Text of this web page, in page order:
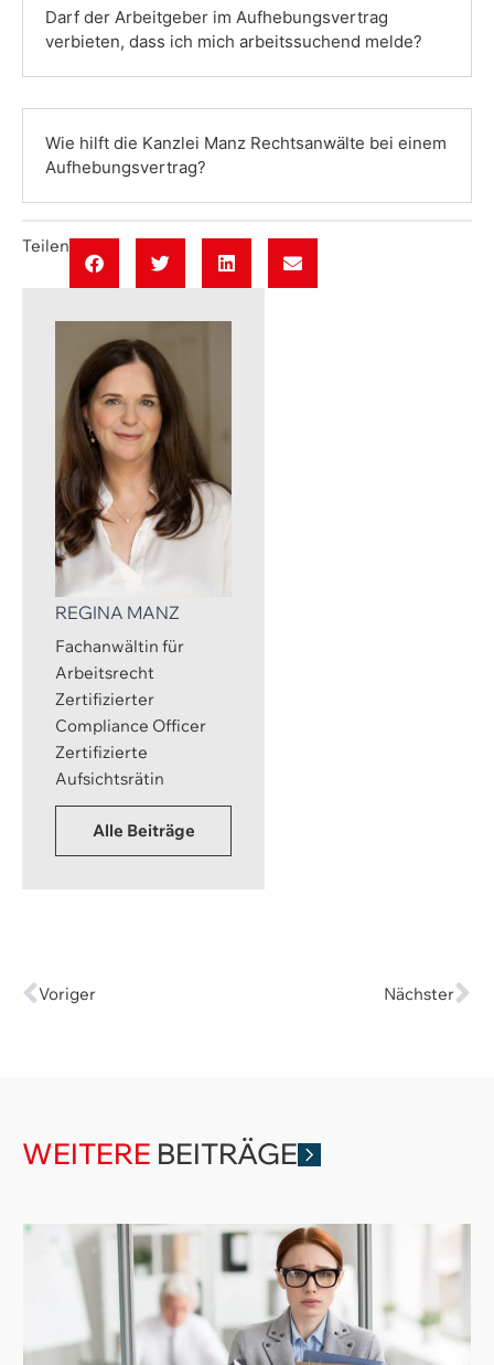
Darf der Arbeitgeber im Aufhebungsvertrag
verbieten, dass ich mich arbeitssuchend melde?
Wie hilft die Kanzlei Manz Rechtsanwälte bei einem
Aufhebungsvertrag?
Teilen
REGINA MANZ
Fachanwältin für
Arbeitsrecht
Zertifizierter
Compliance Officer
Zertifizierte
Aufsichtsrätin
Alle Beiträge
Voriger Nächster
WEITERE BEITRÄGE